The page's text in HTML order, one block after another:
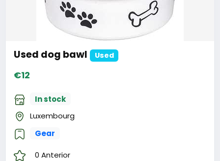
Used dog bawl Used
€12
In stock
Luxembourg
Gear
0 Anterior